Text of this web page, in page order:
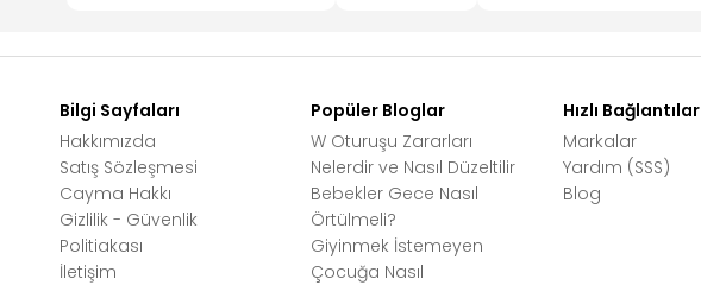
Bilgi Sayfaları
Hakkımızda
Satış Sözleşmesi
Cayma Hakkı
Gizlilik - Güvenlik
Politiakası
İletişim
Popüler Bloglar
W Oturuşu Zararları
Nelerdir ve Nasıl Düzeltilir
Bebekler Gece Nasıl
Örtülmeli?
Giyinmek İstemeyen
Çocuğa Nasıl
Hızlı Bağlantılar
Markalar
Yardım (SSS)
Blog